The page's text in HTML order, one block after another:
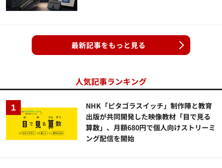
最新記事をもっと見る
人気記事ランキング
NHK「ピタゴラスイッチ」制作陣と教育
出版が共同開発した映像教材「目で見る
算数」、月額680円で個人向けストリーミ
ング配信を開始